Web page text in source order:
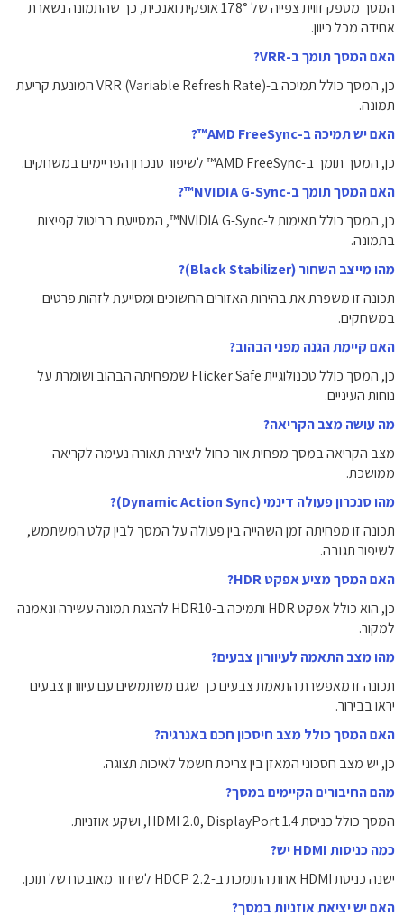
המסך מספק זווית צפייה של ‎178°‎ אופקית ואנכית, כך שהתמונה נשארת
אחידה מכל כיוון.
האם המסך תומך ב-VRR?
כן, המסך כולל תמיכה ב-VRR (Variable Refresh Rate) המונעת קריעת
תמונה.
האם יש תמיכה ב-AMD FreeSync™?
כן, המסך תומך ב-AMD FreeSync™ לשיפור סנכרון הפריימים במשחקים.
האם המסך תומך ב-NVIDIA G-Sync™?
כן, המסך כולל תאימות ל-NVIDIA G-Sync™, המסייעת בביטול קפיצות
בתמונה.
מהו מייצב השחור (Black Stabilizer)?
תכונה זו משפרת את בהירות האזורים החשוכים ומסייעת לזהות פרטים
במשחקים.
האם קיימת הגנה מפני הבהוב?
כן, המסך כולל טכנולוגיית Flicker Safe שמפחיתה הבהוב ושומרת על
נוחות העיניים.
מה עושה מצב הקריאה?
מצב הקריאה במסך מפחית אור כחול ליצירת תאורה נעימה לקריאה
ממושכת.
מהו סנכרון פעולה דינמי (Dynamic Action Sync)?
תכונה זו מפחיתה זמן השהייה בין פעולה על המסך לבין קלט המשתמש,
לשיפור תגובה.
האם המסך מציע אפקט ‎HDR‎?
כן, הוא כולל אפקט HDR ותמיכה ב-HDR10 להצגת תמונה עשירה ונאמנה
למקור.
מהו מצב התאמה לעיוורון צבעים?
תכונה זו מאפשרת התאמת צבעים כך שגם משתמשים עם עיוורון צבעים
יראו בבירור.
האם המסך כולל מצב חיסכון חכם באנרגיה?
כן, יש מצב חסכוני המאזן בין צריכת חשמל לאיכות תצוגה.
מהם החיבורים הקיימים במסך?
המסך כולל כניסת HDMI 2.0, DisplayPort 1.4, ושקע אוזניות.
כמה כניסות HDMI יש?
ישנה כניסת HDMI אחת התומכת ב-HDCP 2.2 לשידור מאובטח של תוכן.
האם יש יציאת אוזניות במסך?